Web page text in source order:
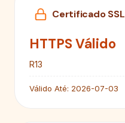
Certificado SSL
HTTPS Válido
R13
Válido Até: 2026-07-03